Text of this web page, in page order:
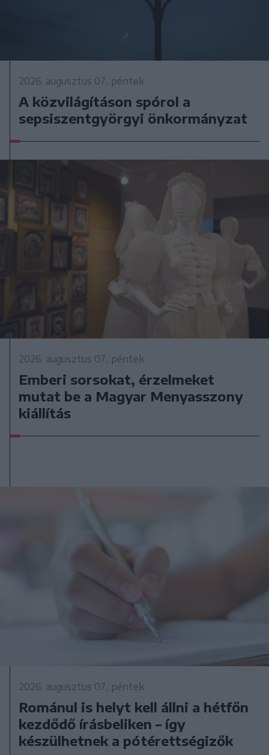
2026. augusztus 07., péntek
A közvilágításon spórol a
sepsiszentgyörgyi önkormányzat
2026. augusztus 07., péntek
Emberi sorsokat, érzelmeket
mutat be a Magyar Menyasszony
kiállítás
2026. augusztus 07., péntek
Románul is helyt kell állni a hétfőn
kezdődő írásbeliken – így
készülhetnek a pótérettségizők